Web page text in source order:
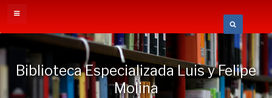
Biblioteca Especializada Luis y Felipe
Molina